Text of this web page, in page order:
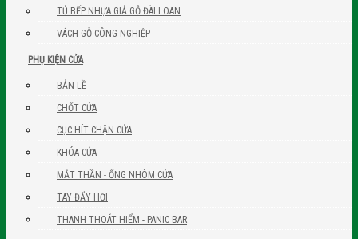
TỦ BẾP NHỰA GIẢ GỖ ĐÀI LOAN
VÁCH GỖ CÔNG NGHIỆP
PHỤ KIỆN CỬA
BẢN LỀ
CHỐT CỬA
CỤC HÍT CHẶN CỬA
KHÓA CỬA
MẮT THẦN - ỐNG NHÒM CỬA
TAY ĐẨY HƠI
THANH THOÁT HIỂM - PANIC BAR